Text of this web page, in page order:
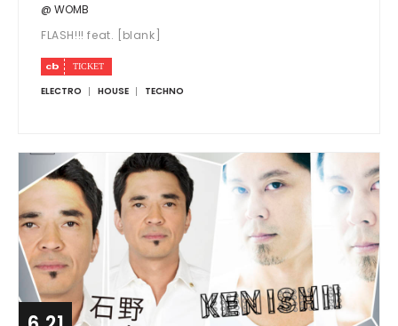
@ WOMB
FLASH!!! feat. [blank]
ELECTRO HOUSE TECHNO